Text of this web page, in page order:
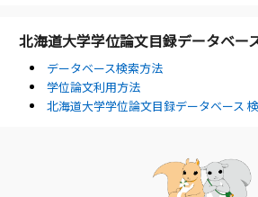
北海道大学学位論文目録データベー
データベース検索方法
学位論文利用方法
北海道大学学位論文目録データベース